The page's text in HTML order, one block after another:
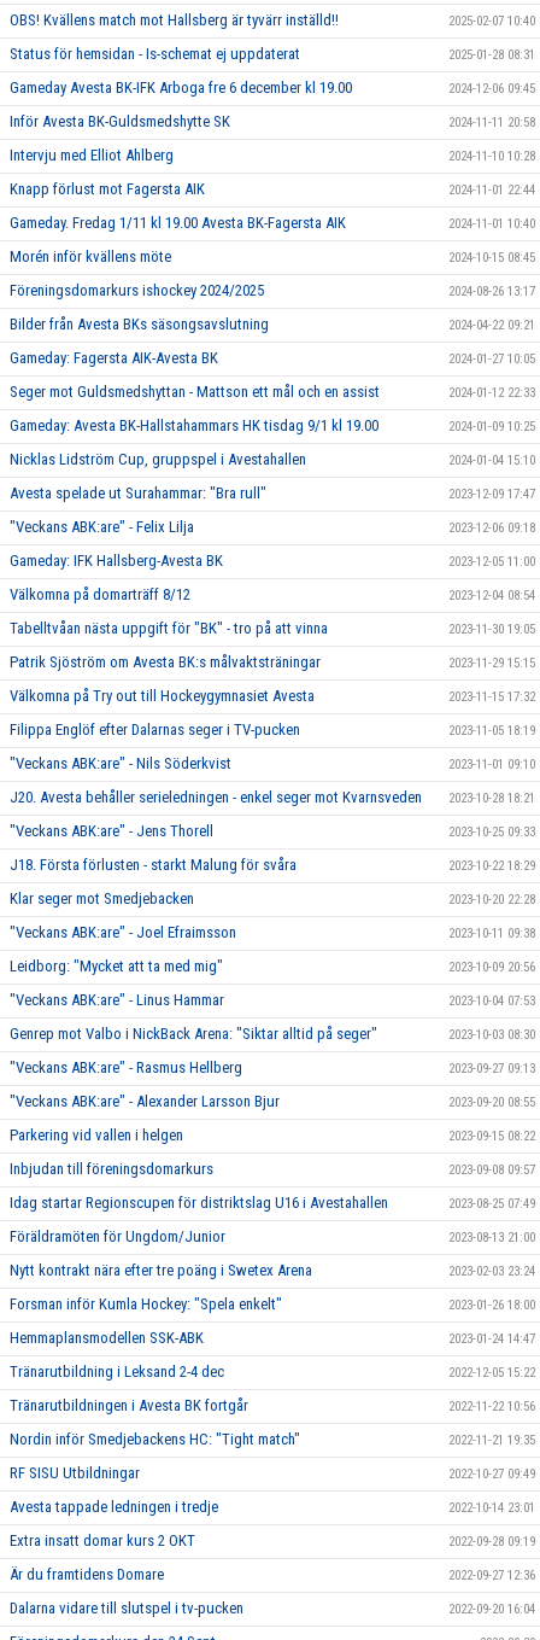
OBS! Kvällens match mot Hallsberg är tyvärr inställd!! 2025-02-07 10:40
Status för hemsidan - Is-schemat ej uppdaterat 2025-01-28 08:31
Gameday Avesta BK-IFK Arboga fre 6 december kl 19.00 2024-12-06 09:45
Inför Avesta BK-Guldsmedshytte SK 2024-11-11 20:58
Intervju med Elliot Ahlberg 2024-11-10 10:28
Knapp förlust mot Fagersta AIK 2024-11-01 22:44
Gameday. Fredag 1/11 kl 19.00 Avesta BK-Fagersta AIK 2024-11-01 10:40
Morén inför kvällens möte 2024-10-15 08:45
Föreningsdomarkurs ishockey 2024/2025 2024-08-26 13:17
Bilder från Avesta BKs säsongsavslutning 2024-04-22 09:21
Gameday: Fagersta AIK-Avesta BK 2024-01-27 10:05
Seger mot Guldsmedshyttan - Mattson ett mål och en assist 2024-01-12 22:33
Gameday: Avesta BK-Hallstahammars HK tisdag 9/1 kl 19.00 2024-01-09 10:25
Nicklas Lidström Cup, gruppspel i Avestahallen 2024-01-04 15:10
Avesta spelade ut Surahammar: "Bra rull" 2023-12-09 17:47
"Veckans ABK:are" - Felix Lilja 2023-12-06 09:18
Gameday: IFK Hallsberg-Avesta BK 2023-12-05 11:00
Välkomna på domarträff 8/12 2023-12-04 08:54
Tabelltvåan nästa uppgift för "BK" - tro på att vinna 2023-11-30 19:05
Patrik Sjöström om Avesta BK:s målvaktsträningar 2023-11-29 15:15
Välkomna på Try out till Hockeygymnasiet Avesta 2023-11-15 17:32
Filippa Englöf efter Dalarnas seger i TV-pucken 2023-11-05 18:19
"Veckans ABK:are" - Nils Söderkvist 2023-11-01 09:10
J20. Avesta behåller serieledningen - enkel seger mot Kvarnsveden 2023-10-28 18:21
"Veckans ABK:are" - Jens Thorell 2023-10-25 09:33
J18. Första förlusten - starkt Malung för svåra 2023-10-22 18:29
Klar seger mot Smedjebacken 2023-10-20 22:28
"Veckans ABK:are" - Joel Efraimsson 2023-10-11 09:38
Leidborg: "Mycket att ta med mig" 2023-10-09 20:56
"Veckans ABK:are" - Linus Hammar 2023-10-04 07:53
Genrep mot Valbo i NickBack Arena: "Siktar alltid på seger" 2023-10-03 08:30
"Veckans ABK:are" - Rasmus Hellberg 2023-09-27 09:13
"Veckans ABK:are" - Alexander Larsson Bjur 2023-09-20 08:55
Parkering vid vallen i helgen 2023-09-15 08:22
Inbjudan till föreningsdomarkurs 2023-09-08 09:57
Idag startar Regionscupen för distriktslag U16 i Avestahallen 2023-08-25 07:49
Föräldramöten för Ungdom/Junior 2023-08-13 21:00
Nytt kontrakt nära efter tre poäng i Swetex Arena 2023-02-03 23:24
Forsman inför Kumla Hockey: "Spela enkelt" 2023-01-26 18:00
Hemmaplansmodellen SSK-ABK 2023-01-24 14:47
Tränarutbildning i Leksand 2-4 dec 2022-12-05 15:22
Tränarutbildningen i Avesta BK fortgår 2022-11-22 10:56
Nordin inför Smedjebackens HC: "Tight match" 2022-11-21 19:35
RF SISU Utbildningar 2022-10-27 09:49
Avesta tappade ledningen i tredje 2022-10-14 23:01
Extra insatt domar kurs 2 OKT 2022-09-28 09:19
Är du framtidens Domare 2022-09-27 12:36
Dalarna vidare till slutspel i tv-pucken 2022-09-20 16:04